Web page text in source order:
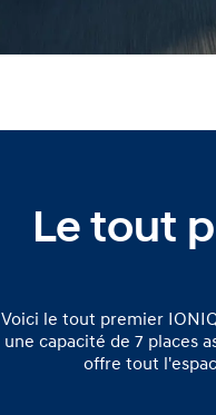
Le tout
Voici le tout premier
une capacité de 7 places
offre tout